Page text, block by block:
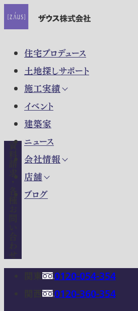
住宅プロデュース
土地探しサポート
施工実績
イベント
建築家
ニュース
会社情報
店舗
ブログ
0120-054-354
0120-360-354